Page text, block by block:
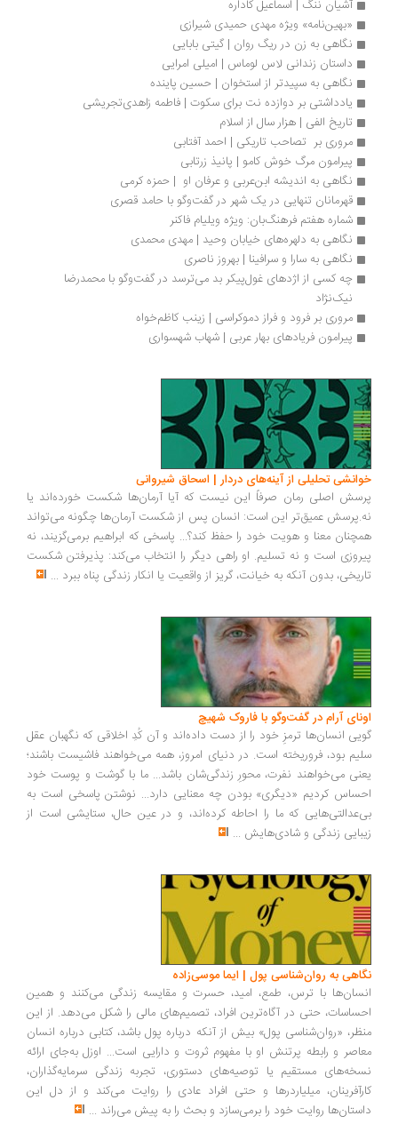
آشیان ننگ | اسماعیل کاداره
«بهین‌نامه» ویژه مهدی حمیدی شیرازی
نگاهی به زن در ریگ روان | گیتی بابایی
داستان زندانی لاس لوماس | امیلی امرایی
نگاهی به سپیدتر از استخوان | حسین پاینده
یادداشتی بر دوازده نت برای سکوت | فاطمه زاهدی‌تجریشی
تاریخ الفی | هزار سال از اسلام
مروری بر  تصاحب تاریکی | احمد آفتابی
پیرامون مرگ خوش کامو | پانیذ زرتابی
نگاهی به اندیشه ابن‌عربی و عرفان او ‌‌ | حمزه کرمی
قهرمانان تنهایی در یک شهر در گفت‌وگو با حامد قصری
شماره هفتم فرهنگ‌بان: ویژه‌ ویلیام فاکنر
نگاهی به دلهره‌های خیابان وحید | مهدی محمدی
نگاهی به سارا و سرافینا | بهروز ناصری
چه کسی از اژدهای غول‌پیکر بد می‌ترسد در گفت‌وگو با محمدرضا
نیک‌نژاد
مروری بر فرود و فراز دموکراسی | زینب کاظم‌خواه
پیرامون فریادهای بهار عربی | شهاب شهسواری
تحلیلی از آینه‌های دردار | اسحاق شیروانی
اصلی رمان صرفاً این نیست که آیا آرمان‌ها شکست خورده‌اند یا
عمیق‌تر این است: انسان پس از شکست آرمان‌ها چگونه می‌تواند
معنا و هویت خود را حفظ کند؟... پاسخی که ابراهیم برمی‌گزیند، نه
است و نه تسلیم. او راهی دیگر را انتخاب می‌کند: پذیرفتن شکست
بدون آنکه به خیانت، گریز از واقعیت یا انکار زندگی پناه ببرد...
آرام در گفت‌وگو با فاروک شهیچ‭
انسان‌ها ترمزِ خود را از دست داده‌اند و آن کُدِ اخلاقی که نگهبان عقل
بود، فروریخته است. در دنیای امروز، همه می‌خواهند فاشیست باشند؛
می‌خواهند نفرت، محورِ زندگی‌شان باشد... ما با گوشت و پوست خود
کردیم «دیگری» بودن چه معنایی دارد... نوشتن پاسخی است به
که ما را احاطه کرده‌اند، و در عین حال، ستایشی است از
زندگی و شادی‌هایش...
به روان‌شناسی پول | ایما موسی‌زاده
با ترس، طمع، امید، حسرت و مقایسه زندگی می‌کنند و همین
حتی در آگاه‌ترین افراد، تصمیم‌های مالی را شکل می‌دهد. از این
«روان‌شناسی پول» بیش از آنکه درباره پول باشد، کتابی درباره انسان
و رابطه پرتنش او با مفهوم ثروت و دارایی است... اوزل به‌جای ارائه
مستقیم یا توصیه‌های دستوری، تجربه زندگی سرمایه‌گذاران،
میلیاردرها و حتی افراد عادی را روایت می‌کند و از دل این
روایت خود را برمی‌سازد و بحث را به پیش می‌راند ...